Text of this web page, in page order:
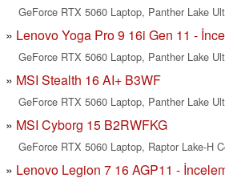
GeForce RTX 5060 Laptop, Panther Lake
Lenovo Yoga Pro 9 16i Gen 11 -
GeForce RTX 5060 Laptop, Panther Lake
MSI Stealth 16 AI+ B3WF
GeForce RTX 5060 Laptop, Panther Lake
MSI Cyborg 15 B2RWFKG
GeForce RTX 5060 Laptop, Raptor Lake-H
Lenovo Legion 7 16 AGP11 -